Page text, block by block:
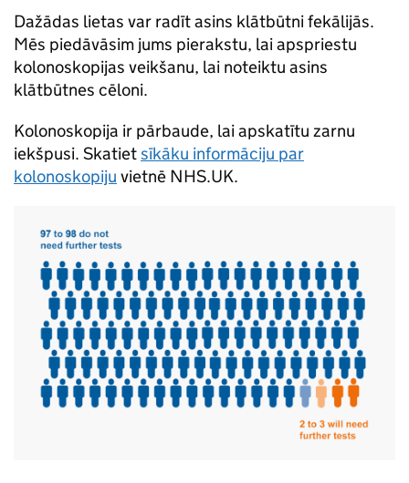
Dažādas lietas var radīt asins klātbūtni fekālijās.
Mēs piedāvāsim jums pierakstu, lai apspriestu
kolonoskopijas veikšanu, lai noteiktu asins
klātbūtnes cēloni.
Kolonoskopija ir pārbaude, lai apskatītu zarnu
iekšpusi. Skatietsīkāku informāciju par
kolonoskopiju vietnē NHS.UK.